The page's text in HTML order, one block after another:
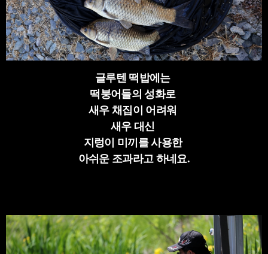
글루텐 떡밥에는
떡붕어들의 성화로
새우 채집이 어려워
새우 대신
지렁이 미끼를 사용한
아쉬운 조과라고 하네요.